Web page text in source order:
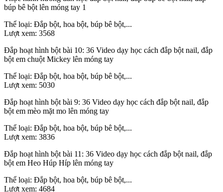
búp bê bột lên móng tay 1
Thể loại: Đắp bột, hoa bột, búp bê bột,...
Lượt xem: 3568
Đắp hoạt hình bột bài 10: 36 Video dạy học cách đắp bột nail, đắp
bột em chuột Mickey lên móng tay
Thể loại: Đắp bột, hoa bột, búp bê bột,...
Lượt xem: 5030
Đắp hoạt hình bột bài 9: 36 Video dạy học cách đắp bột nail, đắp
bột em mèo mặt mo lên móng tay
Thể loại: Đắp bột, hoa bột, búp bê bột,...
Lượt xem: 3836
Đắp hoạt hình bột bài 11: 36 Video dạy học cách đắp bột nail, đắp
bột em Heo Húp Híp lên móng tay
Thể loại: Đắp bột, hoa bột, búp bê bột,...
Lượt xem: 4684